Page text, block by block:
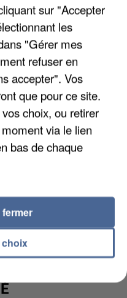
DE LA DZ
sur "Accepter
les
"Gérer mes
refuser en
accepter". Vos
que pour ce site.
choix, ou retirer
via le lien
bas de chaque
choix